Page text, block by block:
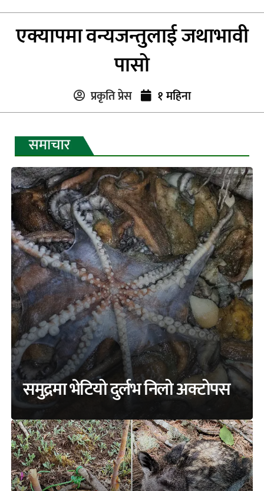
एक्यापमा वन्यजन्तुलाई जथाभावी
पासो
प्रकृति प्रेस १ महिना
समुद्रमा भेटियो दुर्लभ निलो अक्टोपस